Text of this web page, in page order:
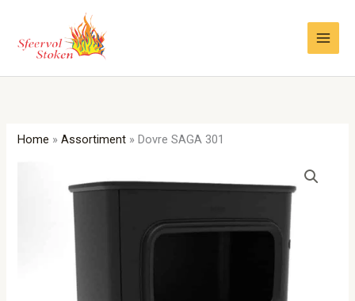
inhoud
Home »Assortiment » Dovre SAGA 301